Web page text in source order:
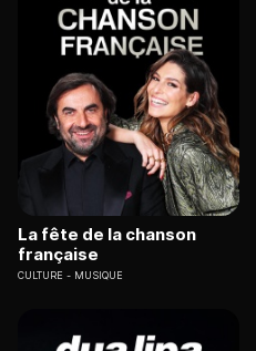
La fête de la chanson
française
CULTURE MUSIQUE